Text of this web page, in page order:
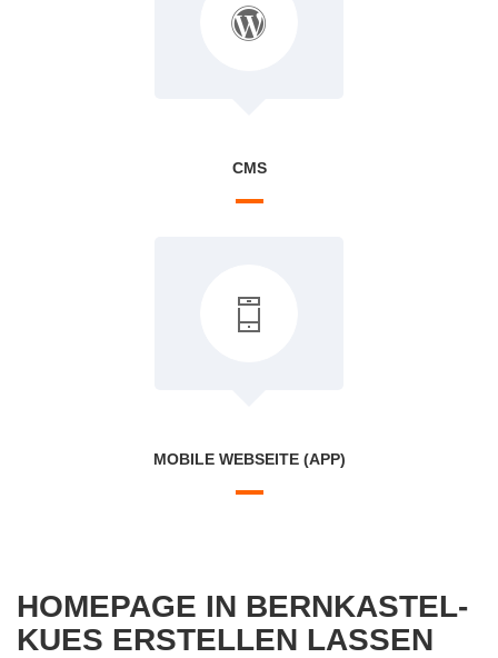
CMS
MOBILE WEBSEITE (APP)
HOMEPAGE IN BERNKASTEL-
KUES ERSTELLEN LASSEN